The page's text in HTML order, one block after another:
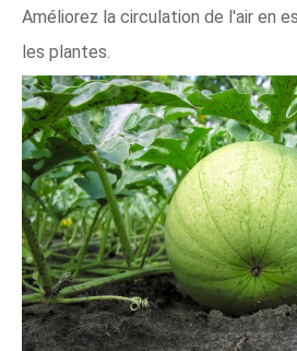
Améliorez la circulation de l'air en
les plantes.